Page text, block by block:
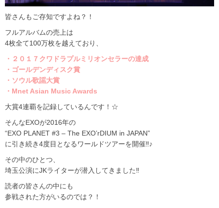
皆さんもご存知ですよね？！
フルアルバムの売上は
4枚全て100万枚を越えており、
・２０１７クワドラプルミリオンセラーの達成
・ゴールデンディスク賞
・ソウル歌謡大賞
・Mnet Asian Music Awards
大賞4連覇を記録しているんです！☆
そんなEXOが2016年の
“EXO PLANET #3 – The EXO’rDIUM in JAPAN”
に引き続き4度目となるワールドツアーを開催‼♪
その中のひとつ、
埼玉公演にJKライターが潜入してきました‼
読者の皆さんの中にも
参戦された方がいるのでは？！